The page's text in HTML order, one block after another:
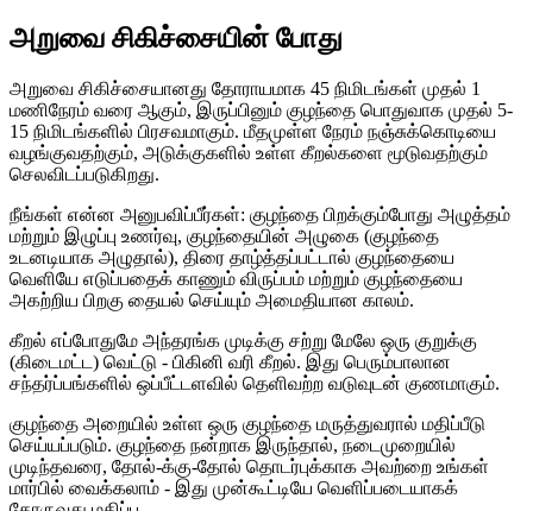
அறுவை சிகிச்சையின் போது
அறுவை சிகிச்சையானது தோராயமாக 45 நிமிடங்கள் முதல் 1
மணிநேரம் வரை ஆகும், இருப்பினும் குழந்தை பொதுவாக முதல் 5-
15 நிமிடங்களில் பிரசவமாகும். மீதமுள்ள நேரம் நஞ்சுக்கொடியை
வழங்குவதற்கும், அடுக்குகளில் உள்ள கீறல்களை மூடுவதற்கும்
செலவிடப்படுகிறது.
நீங்கள் என்ன அனுபவிப்பீர்கள்: குழந்தை பிறக்கும்போது அழுத்தம்
மற்றும் இழுப்பு உணர்வு, குழந்தையின் அழுகை (குழந்தை
உடனடியாக அழுதால்), திரை தாழ்த்தப்பட்டால் குழந்தையை
வெளியே எடுப்பதைக் காணும் விருப்பம் மற்றும் குழந்தையை
அகற்றிய பிறகு தையல் செய்யும் அமைதியான காலம்.
கீறல் எப்போதுமே அந்தரங்க முடிக்கு சற்று மேலே ஒரு குறுக்கு
(கிடைமட்ட) வெட்டு - பிகினி வரி கீறல். இது பெரும்பாலான
சந்தர்ப்பங்களில் ஒப்பீட்டளவில் தெளிவற்ற வடுவுடன் குணமாகும்.
குழந்தை அறையில் உள்ள ஒரு குழந்தை மருத்துவரால் மதிப்பீடு
செய்யப்படும். குழந்தை நன்றாக இருந்தால், நடைமுறையில்
முடிந்தவரை, தோல்-க்கு-தோல் தொடர்புக்காக அவற்றை உங்கள்
மார்பில் வைக்கலாம் - இது முன்கூட்டியே வெளிப்படையாகக்